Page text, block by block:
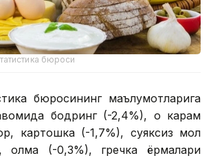
бюроси
бюросининг маълумотларига
бодринг (-2,4%), оқ карам
картошка (-1,7%), суяксиз мол
олма (-0,3%), гречка ёрмалари